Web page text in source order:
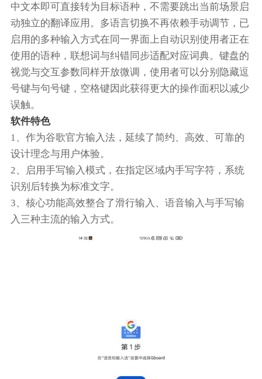
中文本即可直接转为目标语种，不需要跳出当前场景启
动独立的翻译应用。多语言切换不再依赖手动调节，已
启用的多种输入方式在同一界面上自动识别使用者正在
使用的语种，联想词与纠错同步适配对应词典。键盘的
视觉与交互参数同样开放微调，使用者可以分别隐藏逗
号键与句号键，空格键因此获得更大的操作面积以减少
误触。
软件特色
1、作为谷歌官方输入法，延续了简约、高效、可靠的
设计理念与用户体验。
2、启用手写输入模式，在指定区域内手写字符，系统
识别后转换为标准文字。
3、核心功能高效整合了滑行输入、语音输入与手写输
入三种主流的输入方式。